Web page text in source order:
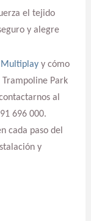
el tejido
y alegre
Multiplayy cómo
Park
al
696 000.
cada paso del
y